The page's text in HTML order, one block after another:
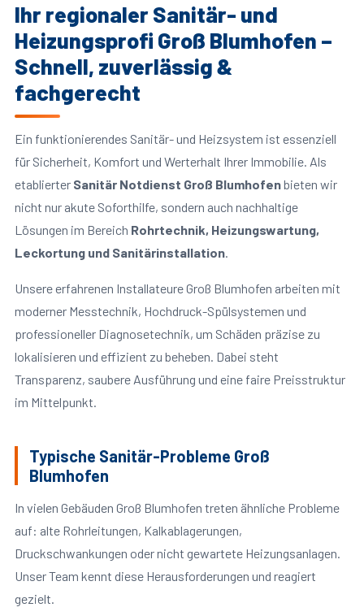
Ihr regionaler Sanitär- und
Heizungsprofi Groß Blumhofen –
Schnell, zuverlässig &
fachgerecht
Ein funktionierendes Sanitär- und Heizsystem ist essenziell
für Sicherheit, Komfort und Werterhalt Ihrer Immobilie. Als
etablierter Sanitär Notdienst Groß Blumhofenbieten wir
nicht nur akute Soforthilfe, sondern auch nachhaltige
Lösungen im Bereich Rohrtechnik, Heizungswartung,
Leckortung und Sanitärinstallation.
Unsere erfahrenen Installateure Groß Blumhofen arbeiten mit
moderner Messtechnik, Hochdruck-Spülsystemen und
professioneller Diagnosetechnik, um Schäden präzise zu
lokalisieren und effizient zu beheben. Dabei steht
Transparenz, saubere Ausführung und eine faire Preisstruktur
im Mittelpunkt.
Typische Sanitär-Probleme Groß
Blumhofen
In vielen Gebäuden Groß Blumhofen treten ähnliche Probleme
auf: alte Rohrleitungen, Kalkablagerungen,
Druckschwankungen oder nicht gewartete Heizungsanlagen.
Unser Team kennt diese Herausforderungen und reagiert
gezielt.